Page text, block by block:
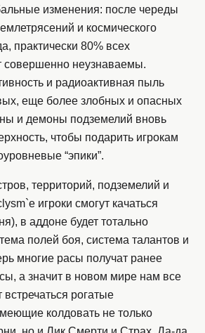
изменения: после череды
и космического
практически 80% всех
совершенно неузнаваемы.
и радиоактивная пыль
еще более злобных и опасных
и демоны подземелий вновь
чтобы подарить игрокам
“эпики”.
территорий, подземелий и
игроки смогут качаться
в аддоне будет тотально
полей боя, система талантов и
многие расы получат ранее
а значит в новом мире нам все
рогатые
колдовать не только